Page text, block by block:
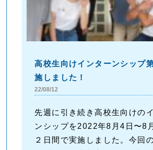
高校生向けインターンシップ
施しました！
22/08/12
先週に引き続き高校生向けの
ンシップを2022年8月4日〜8
２日間で実施しました。今回